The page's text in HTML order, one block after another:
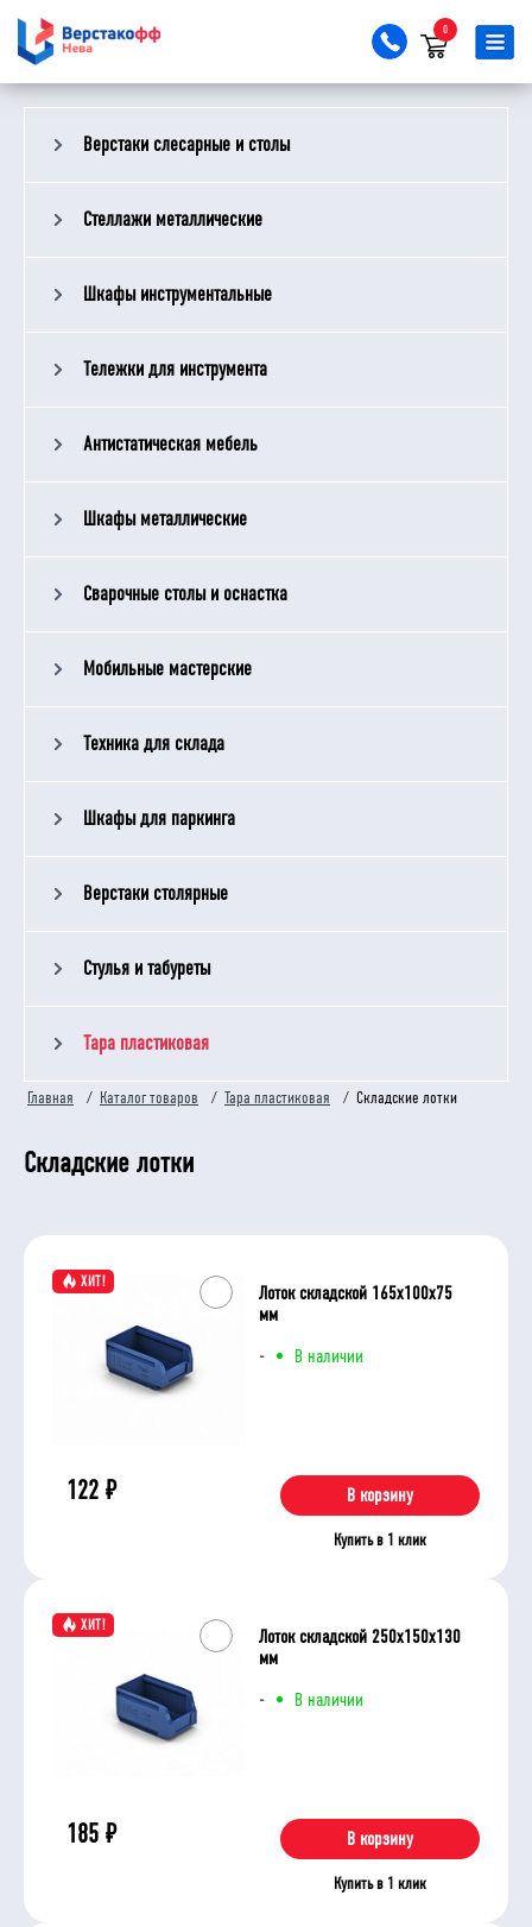
0
Верстаки слесарные и столы
Стеллажи металлические
Шкафы инструментальные
Тележки для инструмента
Антистатическая мебель
Шкафы металлические
Сварочные столы и оснастка
Мобильные мастерские
Техника для склада
Шкафы для паркинга
Верстаки столярные
Стулья и табуреты
Тара пластиковая
Главная / Каталог товаров / Тара пластиковая / Складские лотки
Складские лотки
ХИТ!
- В наличии
Лоток складской 165х100х75
мм
122 ₽ В корзину
Купить в 1 клик
ХИТ!
- В наличии
Лоток складской 250х150х130
мм
185 ₽ В корзину
Купить в 1 клик